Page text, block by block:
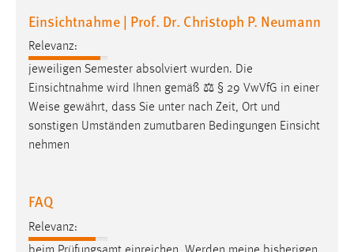
Einsichtnahme | Prof. Dr. Christoph P. Neumann
Relevanz:
jeweiligen Semester absolviert wurden. Die
Einsichtnahme wird Ihnen gemäß ⚖️ § 29 VwVfG in einer
Weise gewährt, dass Sie unter nach Zeit, Ort und
sonstigen Umständen zumutbaren Bedingungen Einsicht
nehmen
FAQ
Relevanz: